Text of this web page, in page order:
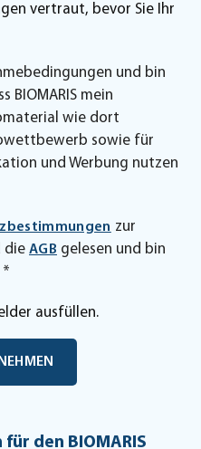
vertraut, bevor Sie Ihr
und bin
BIOMARIS mein
wie dort
sowie für
und Werbung nutzen
zur
die AGB gelesen und bin
*
ausfüllen.
den BIOMARIS